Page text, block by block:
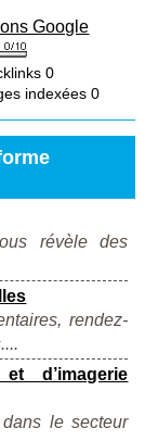
Google
0
indexées0
révèle des
rendez-
d’imagerie
le secteur